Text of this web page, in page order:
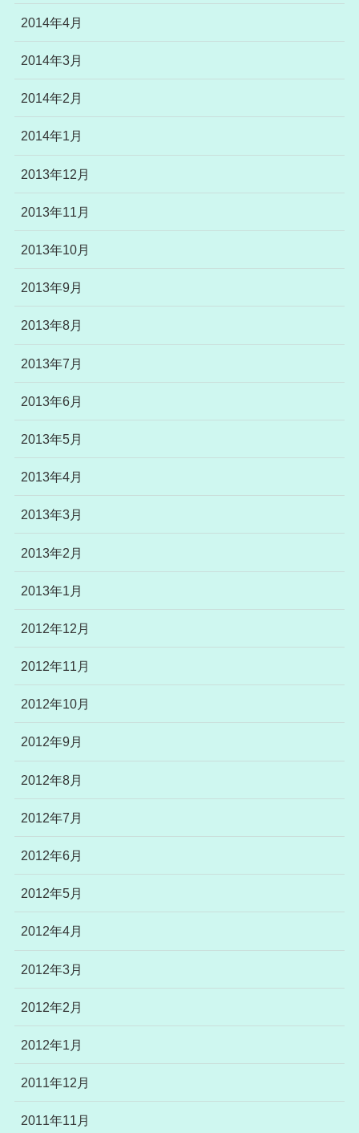
2014年4月
2014年3月
2014年2月
2014年1月
2013年12月
2013年11月
2013年10月
2013年9月
2013年8月
2013年7月
2013年6月
2013年5月
2013年4月
2013年3月
2013年2月
2013年1月
2012年12月
2012年11月
2012年10月
2012年9月
2012年8月
2012年7月
2012年6月
2012年5月
2012年4月
2012年3月
2012年2月
2012年1月
2011年12月
2011年11月